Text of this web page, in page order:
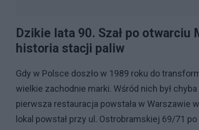
Dzikie lata 90. Szał po
historia stacji paliw
Gdy w Polsce doszło w 1989 roku do
wielkie zachodnie marki. Wśród nich był
pierwsza restauracja powstała w Warszawie
lokal powstał przy ul. Ostrobramskiej 69/71